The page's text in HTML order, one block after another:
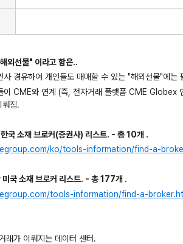
외선물" 이라고 함은..
사 경유하여 개인들도 매매할 수 있는 "해외선물"에
이 CME와 연계 (즉, 전자거래 플랫폼 CME Globex
뤄짐.
국 소재 브로커(증권사) 리스트. - 총 10개 .
ko/tools-information/find-a-
국 소재 브로커 리스트. - 총 177개 .
tools-information/find-a-
래가 이뤄지는 데이터 센터.